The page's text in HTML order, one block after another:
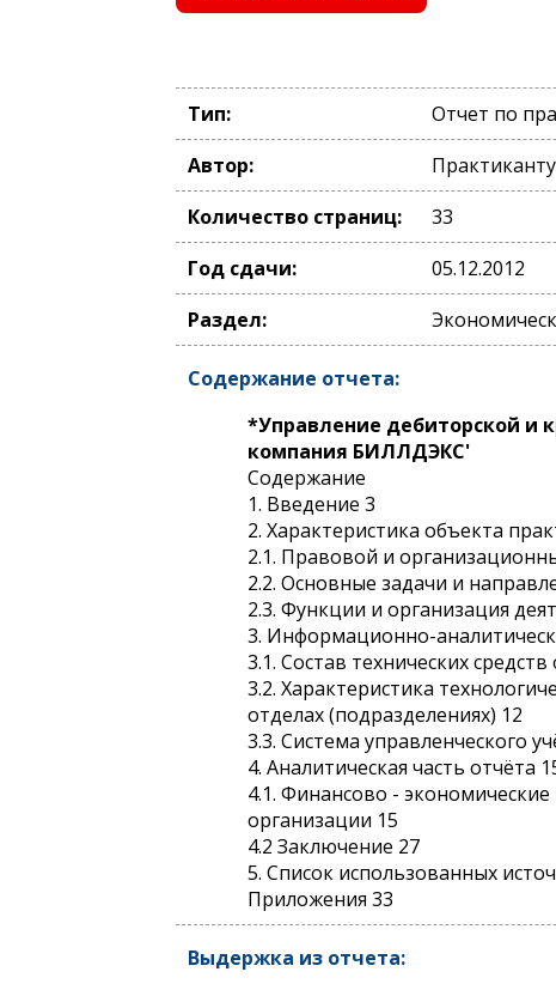
Тип:
Отчет по
Автор:
Количество страниц:
33
Год сдачи:
05.12.2012
Раздел:
Содержание отчета:
*Управление дебиторской и
компания БИЛЛДЭКС'
Содержание
1. Введение 3
2. Характеристика объекта
2.1. Правовой и
2.2. Основные задачи и
2.3. Функции и организация
3. Информационно-
3.1. Состав технических
3.2. Характеристика
отделах (подразделениях) 12
3.3. Система управленческого
4. Аналитическая часть отчёта
4.1. Финансово -
организации 15
4.2 Заключение 27
5. Список использованных
Приложения 33
Выдержка из отчета: